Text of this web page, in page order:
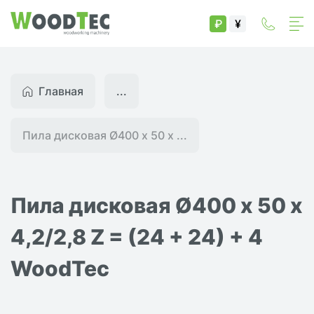
₽ ¥
Главная
Пила дисковая Ø400 х 50 х ...
...
Пила дисковая Ø400 х 50 х
4,2/2,8 Z = (24 + 24) + 4
WoodTec